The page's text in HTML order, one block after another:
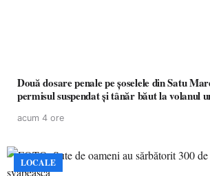
Două dosare penale pe șoselele din Satu
permisul suspendat și tânăr băut la volanul
acum 4 ore
LOCALE